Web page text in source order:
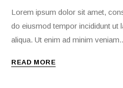
Lorem ipsum dolor sit amet,
do eiusmod tempor incididunt ut
aliqua. Ut enim ad minim
READ MORE